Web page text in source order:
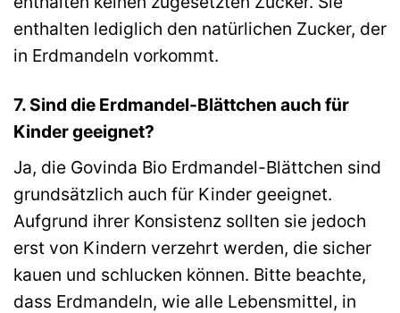
enthalten lediglich den natürlichen Zucker, der
in Erdmandeln vorkommt.
7. Sind die Erdmandel-Blättchen auch für
Kinder geeignet?
Ja, die Govinda Bio Erdmandel-Blättchen sind
grundsätzlich auch für Kinder geeignet.
Aufgrund ihrer Konsistenz sollten sie jedoch
erst von Kindern verzehrt werden, die sicher
kauen und schlucken können. Bitte beachte,
dass Erdmandeln, wie alle Lebensmittel, in